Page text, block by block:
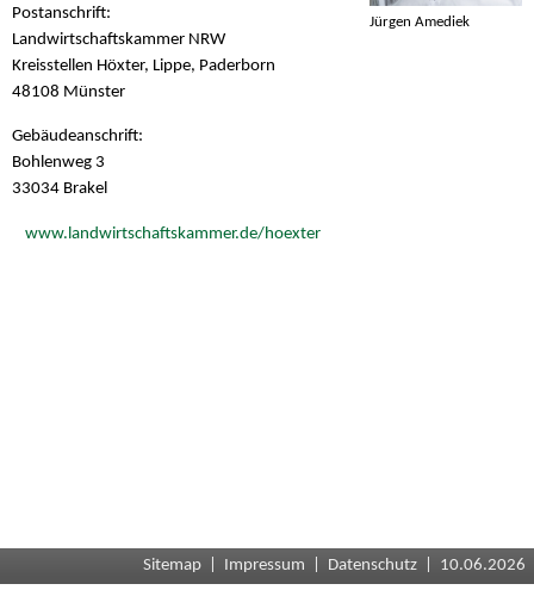
Jürgen Amediek
Postanschrift:
Landwirtschaftskammer NRW
Kreisstellen Höxter, Lippe, Paderborn
48108 Münster
Gebäudeanschrift:
Bohlenweg 3
33034 Brakel
www.landwirtschaftskammer.de/hoexter
Sitemap Impressum Datenschutz | 10.06.2026